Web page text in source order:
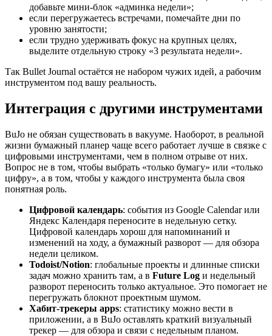
добавьте мини-блок «админка недели»;
если перегружаетесь встречами, помечайте дни по
уровню занятости;
если трудно удерживать фокус на крупных целях,
выделите отдельную строку «3 результата недели».
Так Bullet Journal остаётся не набором чужих идей, а рабочим
инструментом под вашу реальность.
Интеграция с другими инструментами
BuJo не обязан существовать в вакууме. Наоборот, в реальной
жизни бумажный планер чаще всего работает лучше в связке с
цифровыми инструментами, чем в полном отрыве от них.
Вопрос не в том, чтобы выбрать «только бумагу» или «только
цифру», а в том, чтобы у каждого инструмента была своя
понятная роль.
Цифровой календарь: события из Google Calendar или
Яндекс Календаря переносите в недельную сетку.
Цифровой календарь хорош для напоминаний и
изменений на ходу, а бумажный разворот — для обзора
недели целиком.
Todoist/Notion: глобальные проекты и длинные списки
задач можно хранить там, а в Future Log и недельный
разворот переносить только актуальное. Это помогает не
перегружать блокнот проектным шумом.
Хабит-трекеры apps: статистику можно вести в
приложении, а в BuJo оставлять краткий визуальный
трекер — для обзора и связи с недельным планом.